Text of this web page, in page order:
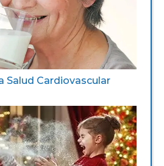
Salud Cardiovascular